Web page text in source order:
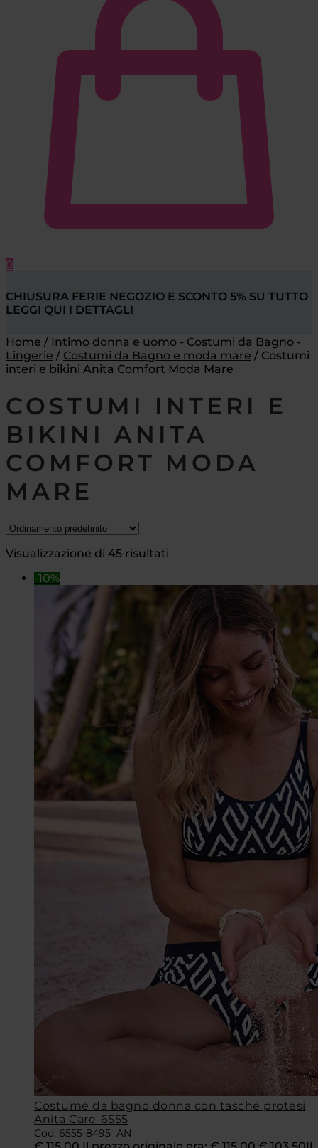
0
CHIUSURA FERIE NEGOZIO E SCONTO 5% SU TUTTO
LEGGI QUI I DETTAGLI
Home / Intimo donna e uomo - Costumi da Bagno -
Lingerie / Costumi da Bagno e moda mare / Costumi
interi e bikini Anita Comfort Moda Mare
COSTUMI INTERI E
BIKINI ANITA
COMFORT MODA
MARE
Visualizzazione di 45 risultati
-10%
Costume da bagno donna con tasche protesi
Anita Care-6555
Cod. 6555-8495_AN